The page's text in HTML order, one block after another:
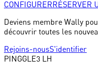
CONFIGURERRÉSERVER
Deviens membre Wally
découvrir toutes les
Rejoins-nousS'identifier
PINGGLE3 LH